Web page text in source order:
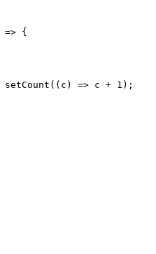
=> {
=> c + 1);